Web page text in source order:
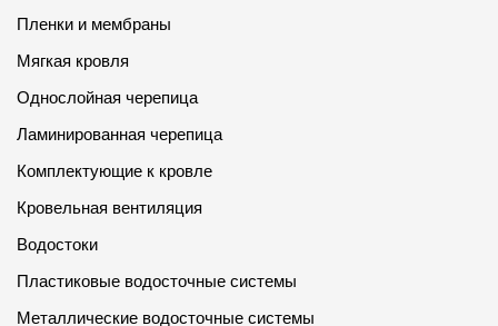
Пленки и мембраны
Мягкая кровля
Однослойная черепица
Ламинированная черепица
Комплектующие к кровле
Кровельная вентиляция
Водостоки
Пластиковые водосточные системы
Металлические водосточные системы